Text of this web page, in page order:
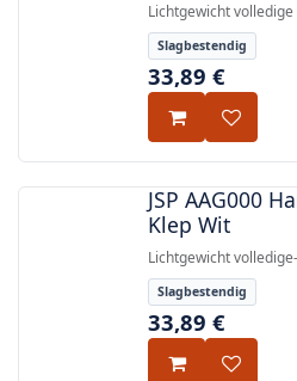
Lichtgewicht volledige
EPP-impactvoering,
dan 135 g.
Slagbestendig
33,89 €
JSP AAG000
Klep Wit
Lichtgewicht
micro peak, HDPE-
voldoet aan EN 812.
Slagbestendig
33,89 €